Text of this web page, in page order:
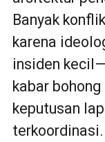
Banyak
karena
insiden
kabar
keputusan